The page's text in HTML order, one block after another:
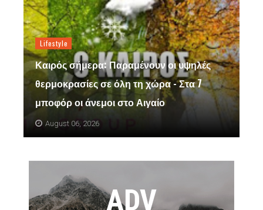
Lifestyle
Καιρός σήμερα: Παραμένουν οι υψηλές
θερμοκρασίες σε όλη τη χώρα - Στα 7
μποφόρ οι άνεμοι στο Αιγαίο
August 06, 2026